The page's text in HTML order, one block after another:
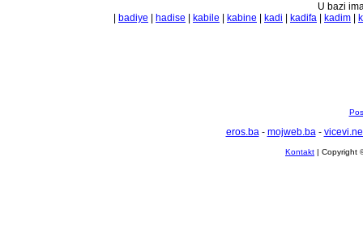
U bazi
badiye hadise kabile kabine kadi kadifa kadim
eros.ba- mojweb.ba-
Kontakt | Copyright